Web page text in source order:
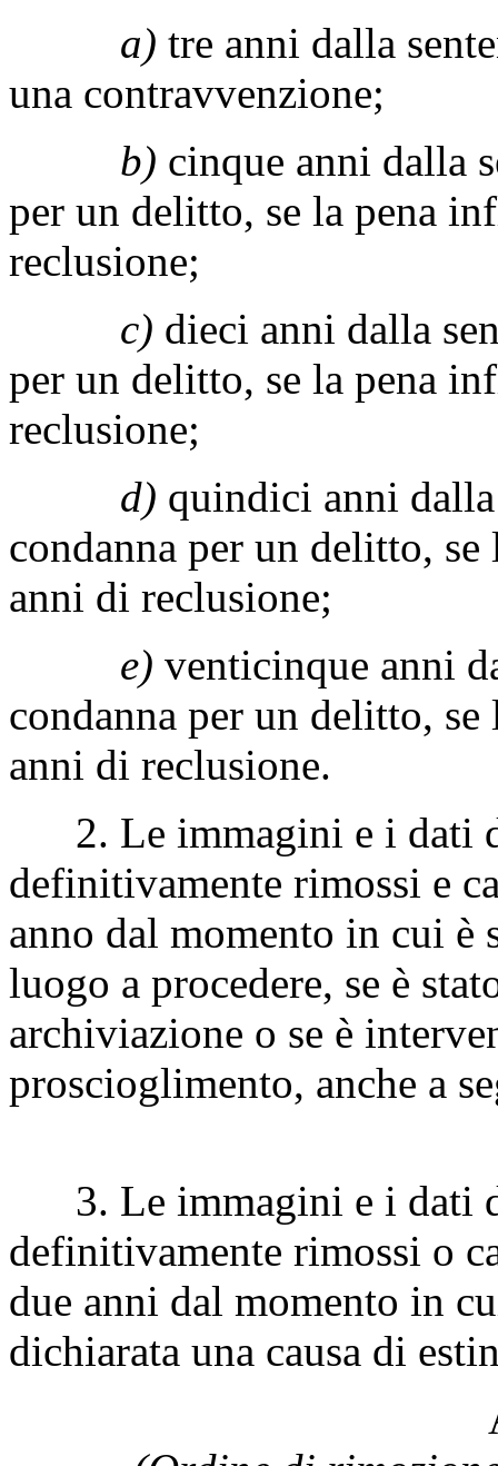
a) tre anni dalla
una contravvenzione;
b) cinque anni dalla
per un delitto, se la pena
reclusione;
c) dieci anni dalla
per un delitto, se la pena
reclusione;
d) quindici anni
condanna per un delitto,
anni di reclusione;
e) venticinque anni
condanna per un delitto,
anni di reclusione.
2. Le immagini e i dati
definitivamente rimossi e
anno dal momento in cui è
luogo a procedere, se è
archiviazione o se è
proscioglimento, anche a
3. Le immagini e i dati
definitivamente rimossi o
due anni dal momento in
dichiarata una causa di